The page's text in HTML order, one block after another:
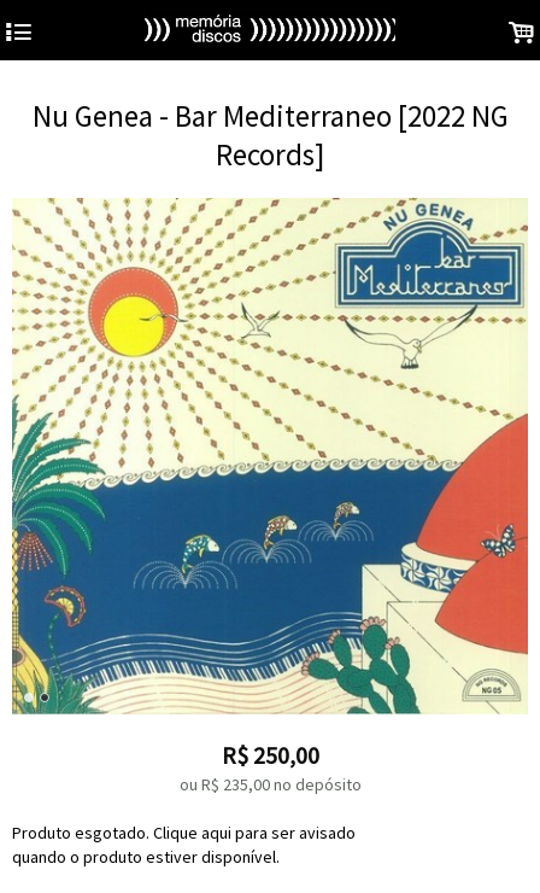
4 .
Nu Genea - Bar Mediterraneo [2022 NG
Records]
R$ 250,00
ou R$ 235,00no depósito
Produto esgotado. Clique aqui para ser avisado
quando o produto estiver disponível.